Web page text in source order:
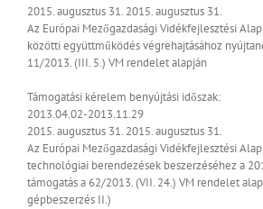
2015. augusztus 31. 2015. augusztus 31.
Az Európai Mezőgazdasági Vidékfejlesztési
közötti együttműködés végrehajtásához
11/2013. (III. 5.) VM rendelet alapján
Támogatási kérelem benyújtási időszak:
2013.04.02-2013.11.29
2015. augusztus 31. 2015. augusztus 31.
Az Európai Mezőgazdasági Vidékfejlesztési
technológiai berendezések beszerzéséhez a
támogatás a 62/2013. (VII. 24.) VM rendelet
gépbeszerzés II.)